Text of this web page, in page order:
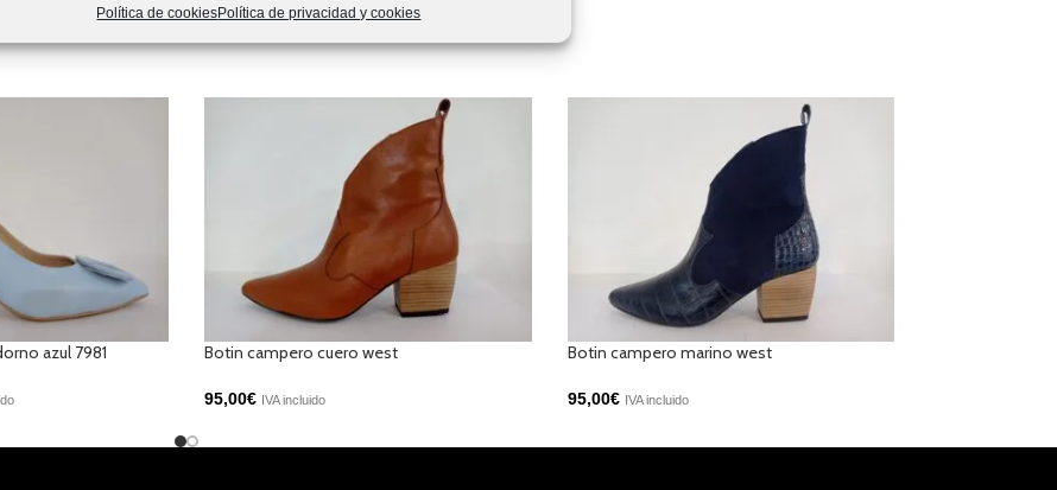
Política de cookiesPolítica de privacidad y cookies
azul 7981 Botin campero cuero west
95,00€ IVA incluido
Botin campero marino west
95,00€ IVA incluido